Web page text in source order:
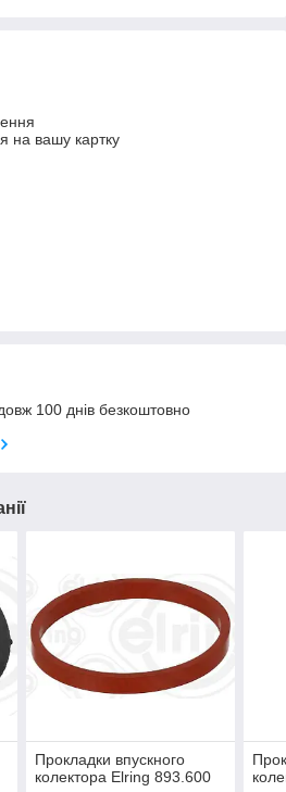
на вашу картку
100 днів безкоштовно
Прокладки впускного
колектора Elring 893.600